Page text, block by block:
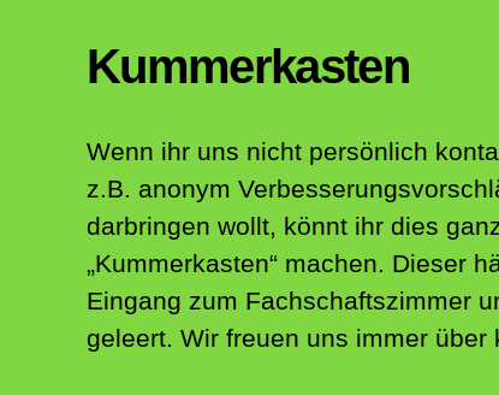
Kummerkasten
Wenn ihr uns nicht persönlich
z.B. anonym
darbringen wollt, könnt ihr dies
„Kummerkasten“ machen. Dieser
Eingang zum Fachschaftszimmer
geleert. Wir freuen uns immer über